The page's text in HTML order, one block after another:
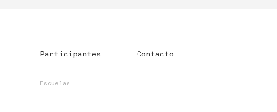
Participantes
Escuelas
Contacto